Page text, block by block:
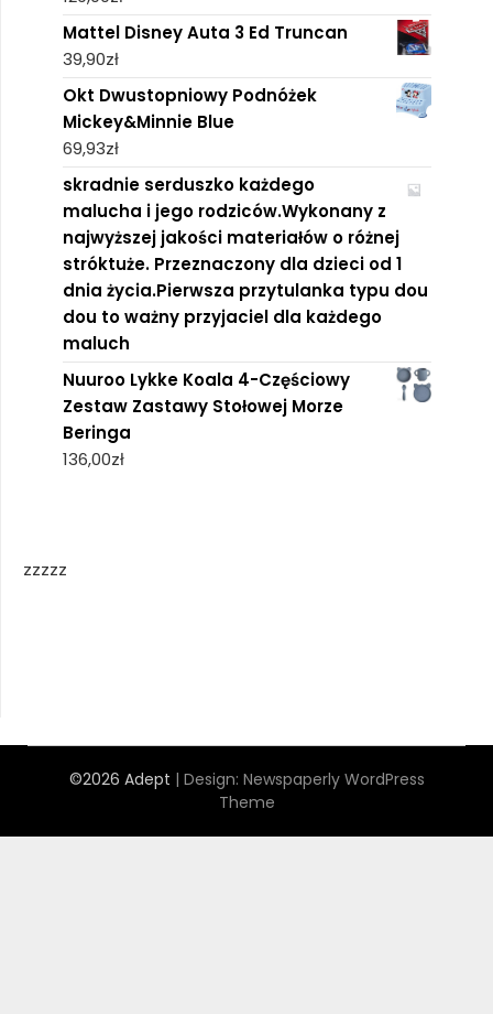
Mattel Disney Auta 3 Ed Truncan
39,90zł
Okt Dwustopniowy Podnóżek
Mickey&Minnie Blue
69,93zł
skradnie serduszko każdego
malucha i jego rodziców.Wykonany z
najwyższej jakości materiałów o różnej
stróktuże. Przeznaczony dla dzieci od 1
dnia życia.Pierwsza przytulanka typu dou
dou to ważny przyjaciel dla każdego
maluch
Nuuroo Lykke Koala 4-Częściowy
Zestaw Zastawy Stołowej Morze
Beringa
136,00zł
zzzzz
©2026 Adept | Design: Newspaperly WordPress
Theme